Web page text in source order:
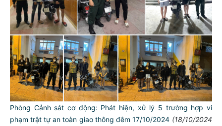
Phòng Cảnh sát cơ động: Phát hiện, xử lý 5 trường hợp vi
phạm trật tự an toàn giao thông đêm 17/10/2024 (18/10/2024